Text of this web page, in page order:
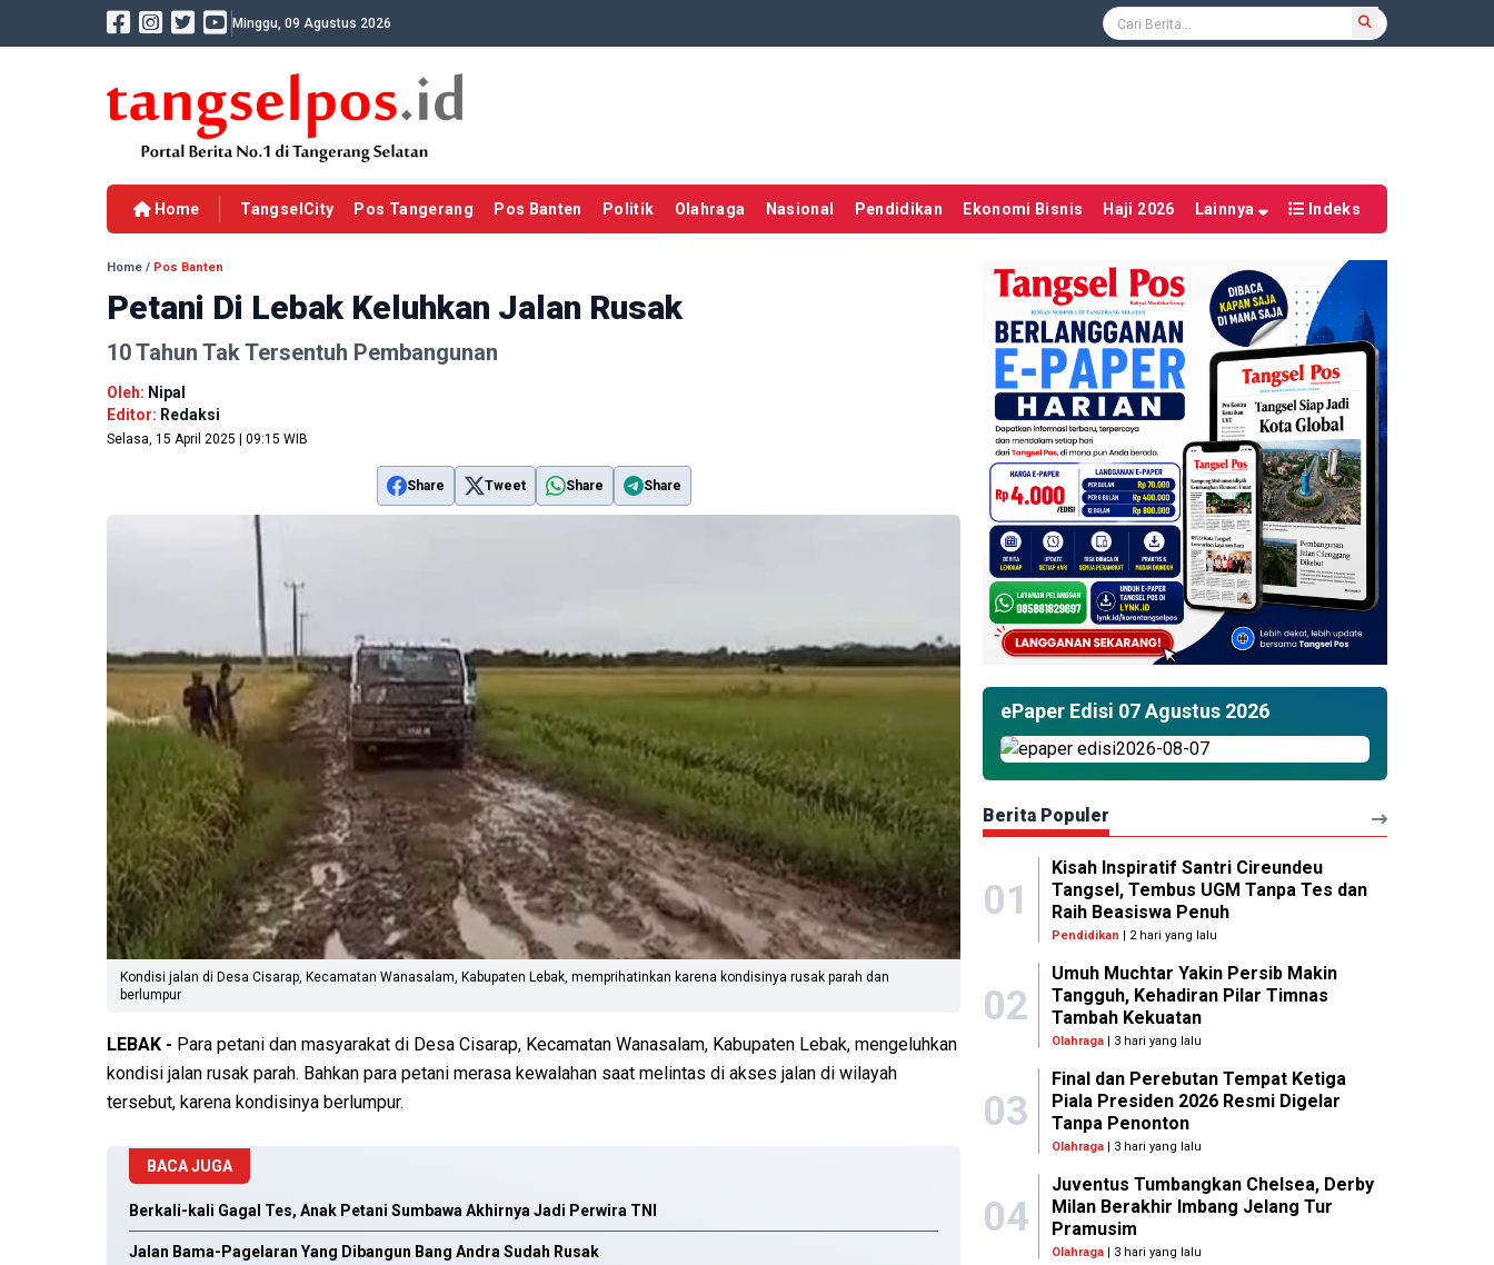
Minggu, 09 Agustus 2026
Home TangselCity Pos Tangerang Pos Banten Politik Olahraga Nasional Pendidikan Ekonomi Bisnis Haji 2026 Lainnya Indeks
Home / Pos Banten
Petani Di Lebak Keluhkan Jalan Rusak
10 Tahun Tak Tersentuh Pembangunan
Oleh: Nipal
Editor: Redaksi
Selasa, 15 April 2025 | 09:15 WIB
Share Tweet Share Share
Kondisi jalan di Desa Cisarap, Kecamatan Wanasalam, Kabupaten Lebak, memprihatinkan karena kondisinya rusak parah dan
berlumpur
LEBAK - Para petani dan masyarakat di Desa Cisarap, Kecamatan Wanasalam, Kabupaten Lebak, mengeluhkan
kondisi jalan rusak parah. Bahkan para petani merasa kewalahan saat melintas di akses jalan di wilayah
tersebut, karena kondisinya berlumpur.
BACA JUGA
Berkali-kali Gagal Tes, Anak Petani Sumbawa Akhirnya Jadi Perwira TNI
Jalan Bama-Pagelaran Yang Dibangun Bang Andra Sudah Rusak
ePaper Edisi 07 Agustus 2026
Berita Populer
01
Kisah Inspiratif Santri Cireundeu
Tangsel, Tembus UGM Tanpa Tes dan
Raih Beasiswa Penuh
Pendidikan | 2 hari yang lalu
02
Umuh Muchtar Yakin Persib Makin
Tangguh, Kehadiran Pilar Timnas
Tambah Kekuatan
Olahraga | 3 hari yang lalu
03
Final dan Perebutan Tempat Ketiga
Piala Presiden 2026 Resmi Digelar
Tanpa Penonton
Olahraga | 3 hari yang lalu
04
Juventus Tumbangkan Chelsea, Derby
Milan Berakhir Imbang Jelang Tur
Pramusim
Olahraga | 3 hari yang lalu